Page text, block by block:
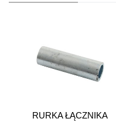
RURKA ŁĄCZNIKA